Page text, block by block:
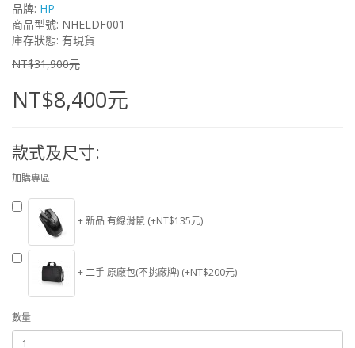
品牌: HP
商品型號: NHELDF001
庫存狀態: 有現貨
NT$31,900元
NT$8,400元
款式及尺寸:
加購專區
+ 新品 有線滑鼠 (+NT$135元)
+ 二手 原廠包(不挑廠牌) (+NT$200元)
數量